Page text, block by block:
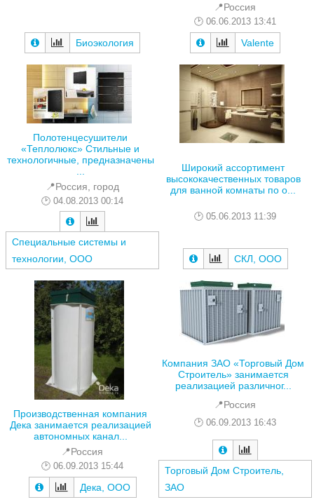
Биоэкология
📍Россия
06.06.2013 13:41
Valente
Полотенцесушители
«Теплолюкс» Стильные и
технологичные, предназначены
📍Россия, город
04.08.2013 00:14
Специальные системы и
технологии, ООО
Широкий ассортимент
высококачественных товаров
для ванной комнаты по о...
05.06.2013 11:39
СКЛ, ООО
Производственная компания
Дека занимается реализацией
автономных канал...
📍Россия
06.09.2013 15:44
Дека, ООО
Компания ЗАО «Торговый Дом
Строитель» занимается
реализацией различног...
📍Россия
06.09.2013 16:43
Торговый Дом Строитель,
ЗАО